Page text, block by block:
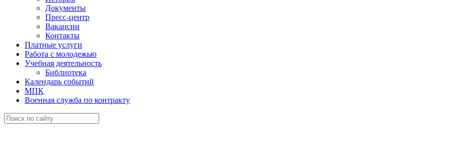
Документы
Пресс-центр
Вакансии
Контакты
Платные услуги
Работа с молодежью
Учебная деятельность
Библиотека
Календарь событий
МПК
Военная служба по контракту